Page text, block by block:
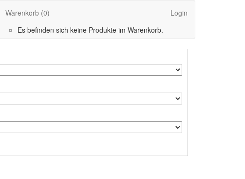
Warenkorb (0)
Es befinden sich keine Produkte im Warenkorb.
Login